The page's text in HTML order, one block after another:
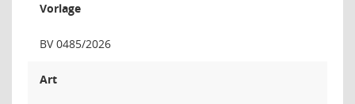
Vorlage
BV 0485/2026
Art